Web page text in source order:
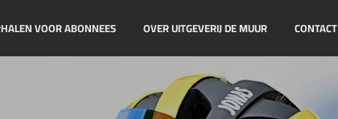
VOOR ABONNEES OVER UITGEVERIJ DE MUUR CONTACT